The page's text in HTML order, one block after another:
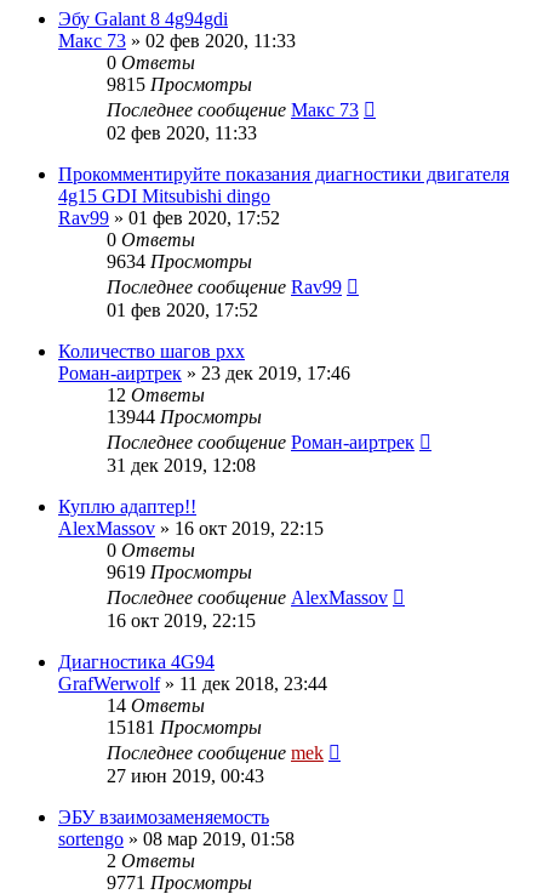
Эбу Galant 8 4g94gdi
Макс 73 » 02 фев 2020, 11:33
0 Ответы
9815 Просмотры
Последнее сообщение Макс 73
02 фев 2020, 11:33
Прокомментируйте показания диагностики двигателя
4g15 GDI Mitsubishi dingo
Rav99 » 01 фев 2020, 17:52
0 Ответы
9634 Просмотры
Последнее сообщение Rav99
01 фев 2020, 17:52
Количество шагов рхх
Роман-аиртрек » 23 дек 2019, 17:46
12 Ответы
13944 Просмотры
Последнее сообщение Роман-аиртрек
31 дек 2019, 12:08
Куплю адаптер!!
AlexMassov » 16 окт 2019, 22:15
0 Ответы
9619 Просмотры
Последнее сообщение AlexMassov
16 окт 2019, 22:15
Диагностика 4G94
GrafWerwolf» 11 дек 2018, 23:44
14 Ответы
15181 Просмотры
Последнее сообщение mek
27 июн 2019, 00:43
ЭБУ взаимозаменяемость
sortengo » 08 мар 2019, 01:58
2 Ответы
9771 Просмотры